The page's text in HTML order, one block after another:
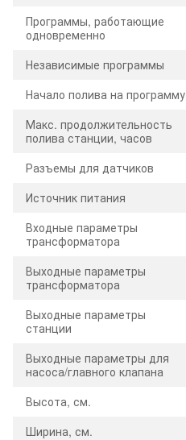
Программы, работающие
одновременно
Независимые программы
Начало полива на программу
Макс. продолжительность
полива станции, часов
Разъемы для датчиков
Источник питания
Входные параметры
трансформатора
Выходные параметры
трансформатора
Выходные параметры
станции
Выходные параметры для
насоса/главного клапана
Высота, см.
Ширина, см.